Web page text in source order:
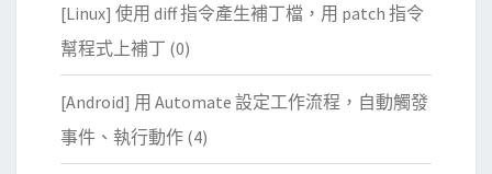
[Linux] 使用 diff 指令產生補丁檔，用 patch 指令
幫程式上補丁 (0)
[Android] 用 Automate 設定工作流程，自動觸發
事件、執行動作 (4)